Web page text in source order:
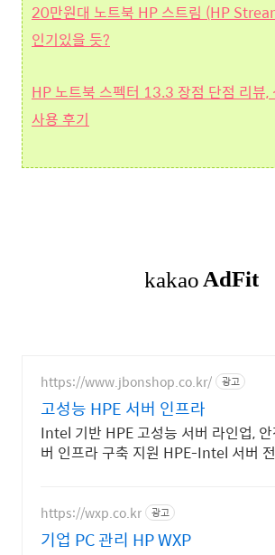
20만원대 노트북 HP 스트림 (HP
인기있을 듯?
HP 노트북 스펙터 13.3 장점 단점 리뷰,
사용 후기
https://www.jbonshop.co.kr/ 광고
고성능 HPE 서버 인프라
Intel 기반 HPE 고성능 서버 라인업,
버 인프라 구축 지원 HPE-Intel 서버
https://wxp.co.kr 광고
기업 PC 관리 HP WXP